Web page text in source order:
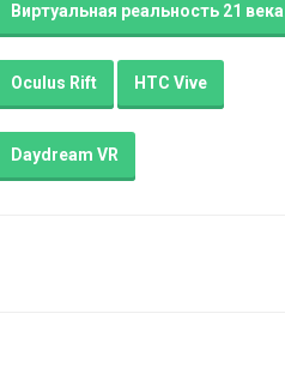
Виртуальная реальность 21 века
Oculus Rift HTC Vive
Daydream VR